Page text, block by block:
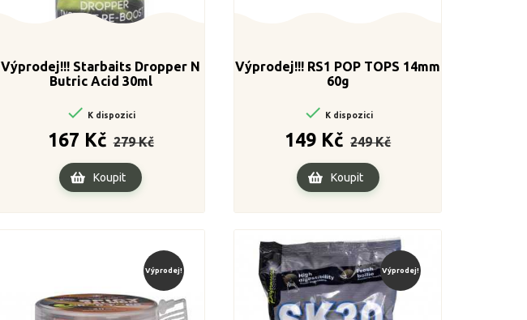
Výprodej!!! Starbaits Dropper N
Butric Acid 30ml
 K dispozici
167 Kč cena
279 Kč
Koupit
Výprodej!!! RS1 POP TOPS 14mm
60g
 K dispozici
149 Kč
cena
249 Kč
Koupit
Výprodej! Výprodej!